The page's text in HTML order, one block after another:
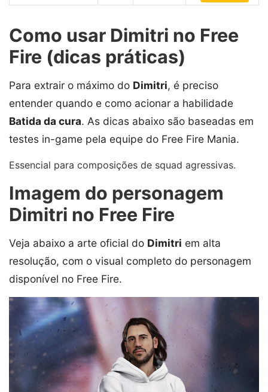
Como usar Dimitri no Free
Fire (dicas práticas)
Para extrair o máximo do Dimitri, é preciso
entender quando e como acionar a habilidade
Batida da cura. As dicas abaixo são baseadas em
testes in-game pela equipe do Free Fire Mania.
Essencial para composições de squad agressivas.
Imagem do personagem
Dimitri no Free Fire
Veja abaixo a arte oficial do Dimitri em alta
resolução, com o visual completo do personagem
disponível no Free Fire.